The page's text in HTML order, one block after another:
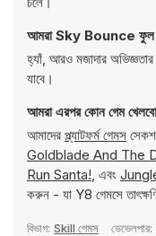
আমরা Sky Bounce ফুল
হ্যাঁ, আরও মজাদার
যাবে।
আমরা এরপর কোন গেম
আমাদের প্ল্যাটফর্ম গেমস
Goldblade And The
Run Santa!, এবং
করুন - যা Y8 গেমসে
বিভাগ: Skill গেমস ডেভেলপার: